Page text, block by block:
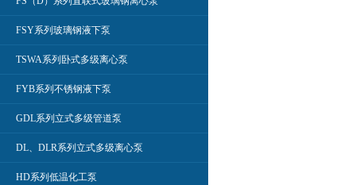
FSY系列玻璃钢液下泵
TSWA系列卧式多级离心泵
FYB系列不锈钢液下泵
GDL系列立式多级管道泵
DL、DLR系列立式多级离心泵
HD系列低温化工泵